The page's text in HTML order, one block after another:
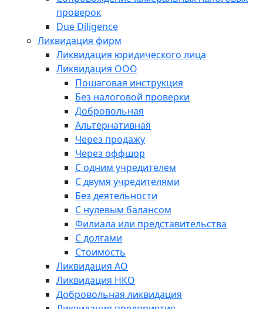
проверок
Due Diligence
Ликвидация фирм
Ликвидация юридического лица
Ликвидация ООО
Пошаговая инструкция
Без налоговой проверки
Добровольная
Альтернативная
Через продажу
Через оффшор
С одним учредителем
С двумя учредителями
Без деятельности
С нулевым балансом
Филиала или представительства
С долгами
Стоимость
Ликвидация АО
Ликвидация НКО
Добровольная ликвидация